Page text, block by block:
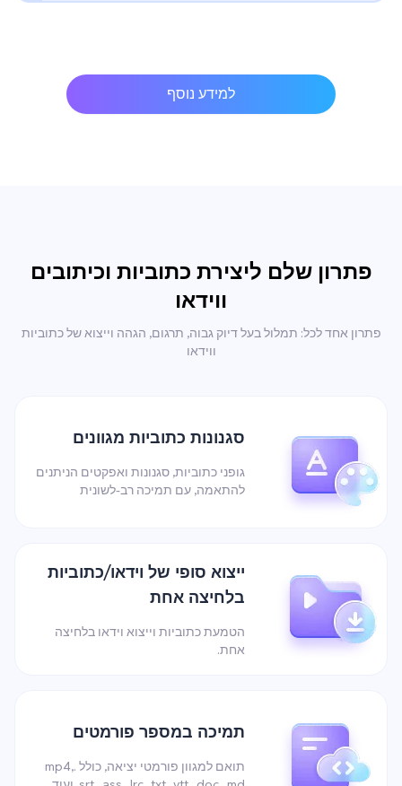
למידע נוסף
פתרון שלם ליצירת כתוביות וכיתובים
ווידאו
פתרון אחד לכל: תמלול בעל דיוק גבוה, תרגום, הגהה וייצוא של כתוביות
ווידאו
סגנונות כתוביות מגוונים
גופני כתוביות, סגנונות ואפקטים הניתנים
להתאמה, עם תמיכה רב-לשונית
ייצוא סופי של וידאו/כתוביות
בלחיצה אחת
הטמעת כתוביות וייצוא וידאו בלחיצה
אחת.
תמיכה במספר פורמטים
תואם למגוון פורמטי יציאה, כולל .mp4,